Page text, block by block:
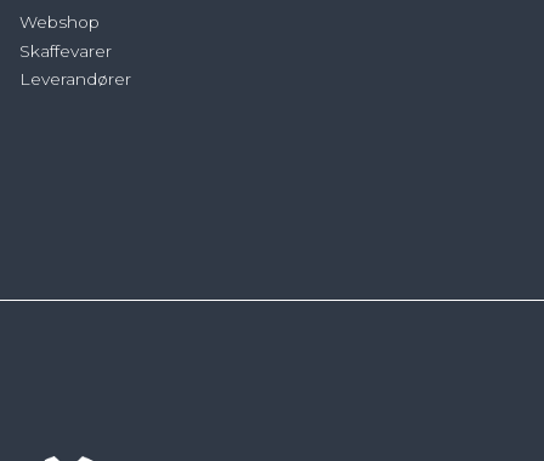
Webshop
Skaffevarer
Leverandører